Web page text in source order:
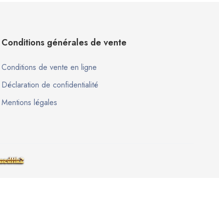
Conditions générales de vente
Conditions de vente en ligne
Déclaration de confidentialité
Mentions légales